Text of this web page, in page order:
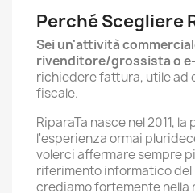
Perché Scegliere
Sei un'attività
rivenditore/grossista o
richiedere fattura, utile ad
fiscale.
RiparaTa nasce nel 2011, la
l'esperienza ormai
volerci affermare sempre
riferimento informatico
crediamo fortemente nella